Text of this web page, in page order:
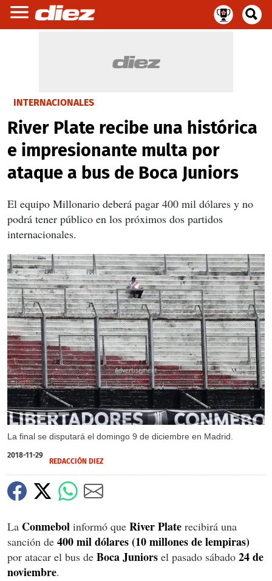
INTERNACIONALES
River Plate recibe una histórica
e impresionante multa por
ataque a bus de Boca Juniors
El equipo Millonario deberá pagar 400 mil dólares y no
podrá tener público en los próximos dos partidos
internacionales.
La final se disputará el domingo 9 de diciembre en Madrid.
X
2018-11-29
REDACCIÓN DIEZ
La Conmebol informó que River Plate recibirá una
sanción de 400 mil dólares (10 millones de lempiras)
por atacar el bus de Boca Juniors el pasado sábado 24 de
noviembre.